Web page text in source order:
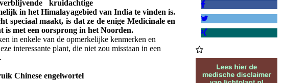
kruidachtige
in het Himalayagebied van India te vinden is.
speciaal maakt, is dat ze de enige Medicinale en
is met een oorsprong in het Noorden.
in enkele van de opmerkelijke kenmerken en
interessante plant, die niet zou misstaan in een
.
Chinese engelwortel